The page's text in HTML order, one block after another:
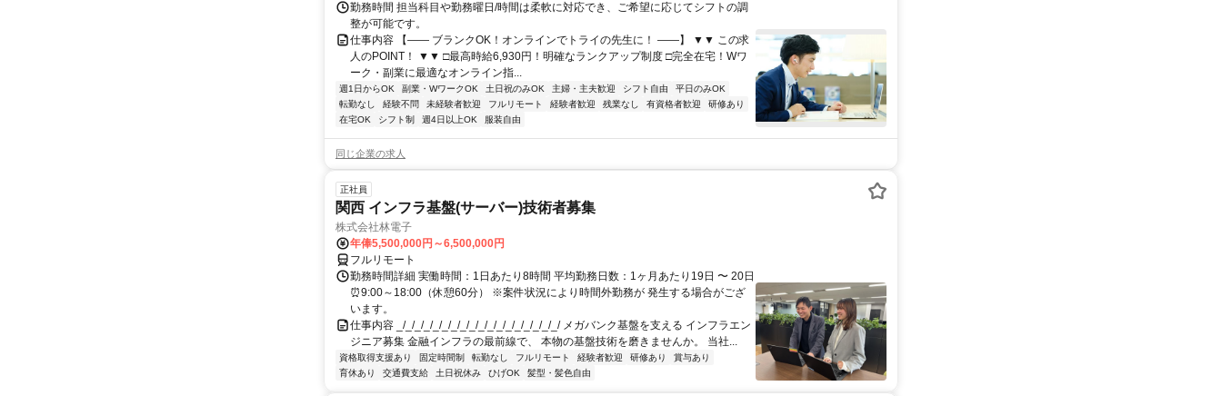
勤務時間 担当科目や勤務曜日/時間は柔軟に対応でき、ご希望に応じてシフトの調
整が可能です。
仕事内容 【―― ブランクOK！オンラインでトライの先生に！ ――】 ▼▼ この求
人のPOINT！ ▼▼ □最高時給6,930円！明確なランクアップ制度 □完全在宅！Wワ
ーク・副業に最適なオンライン指...
週1日からOK 副業・WワークOK 土日祝のみOK 主婦・主夫歓迎 シフト自由
平日のみOK
転勤なし
経験不問 未経験者歓迎 フルリモート 経験者歓迎 残業なし 有資格者歓迎
研修あり
在宅OK
シフト制 週4日以上OK 服装自由
同じ企業の求人
正社員
関西 インフラ基盤(サーバー)技術者募集
株式会社林電子
年俸5,500,000円～6,500,000円
フルリモート
勤務時間詳細 実働時間：1日あたり8時間 平均勤務日数：1ヶ月あたり19日 〜 20日
⏰9:00～18:00（休憩60分） ※案件状況により時間外勤務が 発生する場合がござ
います。
仕事内容 _/_/_/_/_/_/_/_/_/_/_/_/_/_/_/_/_/_/ メガバンク基盤を支える インフラエン
ジニア募集 金融インフラの最前線で、 本物の基盤技術を磨きませんか。 当社...
資格取得支援あり 固定時間制 転勤なし フルリモート 経験者歓迎 研修あり
賞与あり
育休あり
交通費支給 土日祝休み ひげOK 髪型・髪色自由